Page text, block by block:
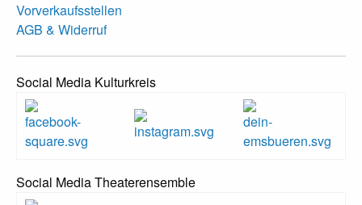
Vorverkaufsstellen
AGB & Widerruf
Social Media Kulturkreis
Social Media Theaterensemble